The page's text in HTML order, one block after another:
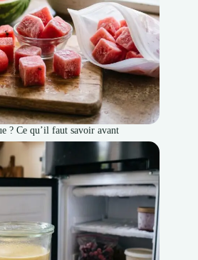
? Ce qu’il faut savoir avant